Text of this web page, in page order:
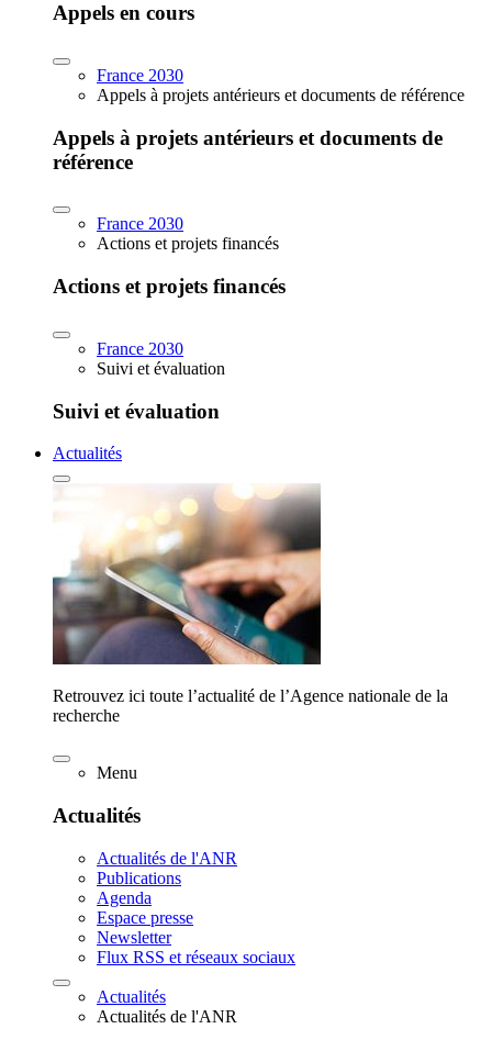
Appels en cours
France 2030
Appels à projets antérieurs et documents de référence
Appels à projets antérieurs et documents de
référence
France 2030
Actions et projets financés
Actions et projets financés
France 2030
Suivi et évaluation
Suivi et évaluation
Actualités
Retrouvez ici toute l’actualité de l’Agence nationale de la
recherche
Menu
Actualités
Actualités de l'ANR
Publications
Agenda
Espace presse
Newsletter
Flux RSS et réseaux sociaux
Actualités
Actualités de l'ANR